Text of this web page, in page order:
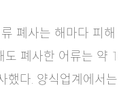
폐사는 해마다 피
폐사한 어류는
다. 양식업계에서